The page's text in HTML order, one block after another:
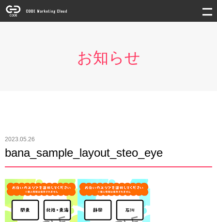
お知らせ
2023.05.26
bana_sample_layout_steo_eye